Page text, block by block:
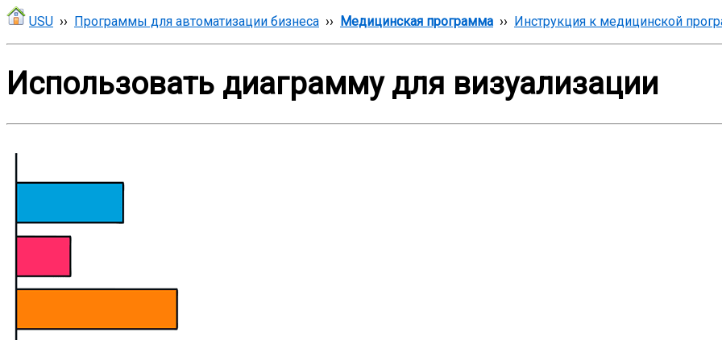
USU ›› Программы для автоматизации бизнеса ›› Медицинская программа ›› Инструкция к медицинской
Использовать диаграмму для визуализации